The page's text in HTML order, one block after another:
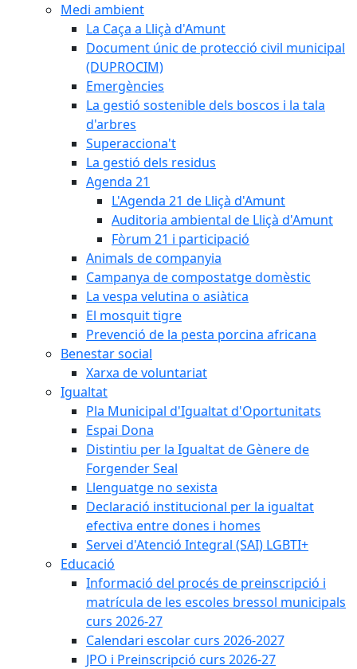
Medi ambient
La Caça a Lliçà d'Amunt
Document únic de protecció civil municipal
(DUPROCIM)
Emergències
La gestió sostenible dels boscos i la tala
d'arbres
Superacciona't
La gestió dels residus
Agenda 21
L'Agenda 21 de Lliçà d'Amunt
Auditoria ambiental de Lliçà d'Amunt
Fòrum 21 i participació
Animals de companyia
Campanya de compostatge domèstic
La vespa velutina o asiàtica
El mosquit tigre
Prevenció de la pesta porcina africana
Benestar social
Xarxa de voluntariat
Igualtat
Pla Municipal d'Igualtat d'Oportunitats
Espai Dona
Distintiu per la Igualtat de Gènere de
Forgender Seal
Llenguatge no sexista
Declaració institucional per la igualtat
efectiva entre dones i homes
Servei d'Atenció Integral (SAI) LGBTI+
Educació
Informació del procés de preinscripció i
matrícula de les escoles bressol municipals
curs 2026-27
Calendari escolar curs 2026-2027
JPO i Preinscripció curs 2026-27